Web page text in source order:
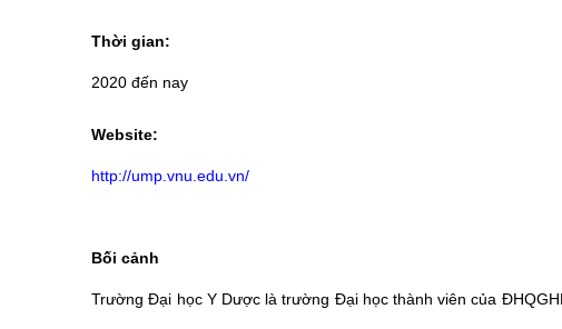
Thời gian:
2020 đến nay
Website:
http://ump.vnu.edu.vn/
Bối cảnh
Trường Đại học Y Dược là trường Đại học thành viên của